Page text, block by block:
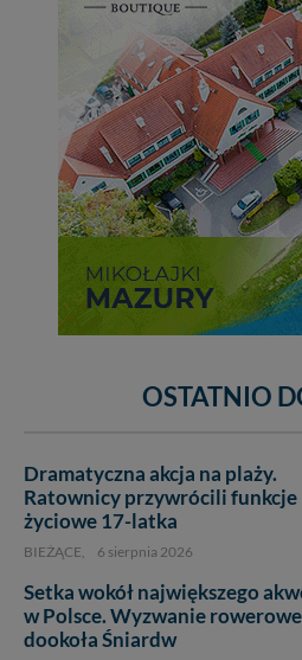
OSTATNIO
Dramatyczna akcja na plaży.
Ratownicy przywrócili funkcje
życiowe 17-latka
BIEŻĄCE, 6 sierpnia 2026
Setka wokół największego
w Polsce. Wyzwanie rowerowe
dookoła Śniardw